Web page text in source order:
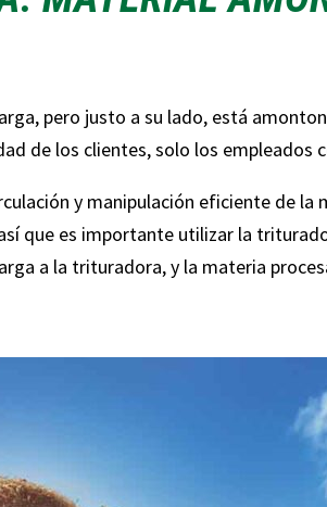
pero justo a su lado, está
de los clientes, solo los empleados
y manipulación eficiente de
que es importante utilizar la
a la trituradora, y la materia